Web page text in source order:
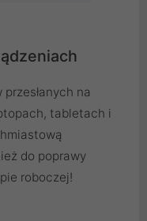
na
tabletach i
do poprawy
roboczej!